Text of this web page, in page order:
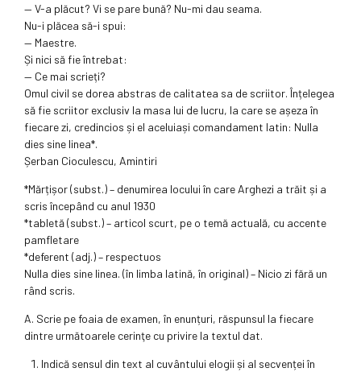
— V-a plăcut? Vi se pare bună? Nu-mi dau seama.
Nu-i plăcea să-i spui:
— Maestre.
Și nici să fie întrebat:
— Ce mai scrieți?
Omul civil se dorea abstras de calitatea sa de scriitor. Înțelegea
să fie scriitor exclusiv la masa lui de lucru, la care se așeza în
fiecare zi, credincios și el aceluiași comandament latin: Nulla
dies sine linea*.
Șerban Cioculescu, Amintiri
*Mărțișor (subst.) – denumirea locului în care Arghezi a trăit și a
scris începând cu anul 1930
*tabletă (subst.) – articol scurt, pe o temă actuală, cu accente
pamfletare
*deferent (adj.) – respectuos
Nulla dies sine linea. (în limba latină, în original) – Nicio zi fără un
rând scris.
A. Scrie pe foaia de examen, în enunțuri, răspunsul la fiecare
dintre următoarele cerinţe cu privire la textul dat.
Indică sensul din text al cuvântului elogii și al secvenței în